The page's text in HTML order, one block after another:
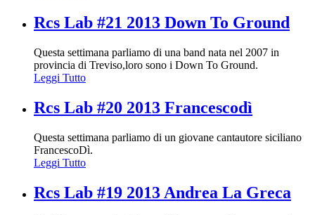
Rcs Lab #21 2013 Down To Ground
Questa settimana parliamo di una band nata nel 2007 in
provincia di Treviso,loro sono i Down To Ground.
Leggi Tutto
Rcs Lab #20 2013 Francescodì
Questa settimana parliamo di un giovane cantautore siciliano
FrancescoDì.
Leggi Tutto
Rcs Lab #19 2013 Andrea La Greca